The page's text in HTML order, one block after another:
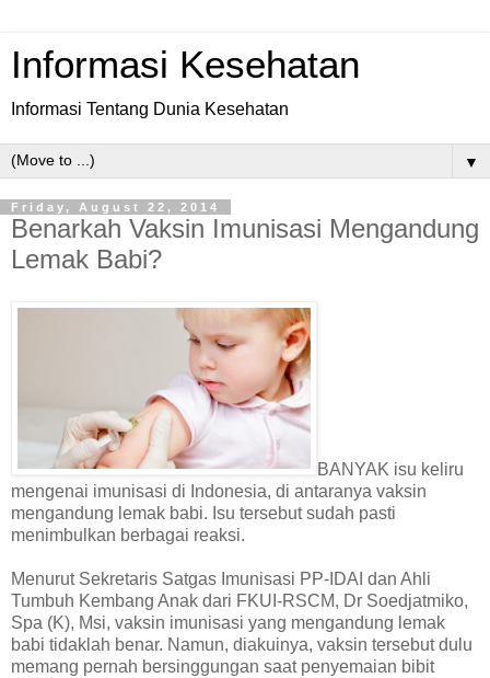
Informasi Kesehatan
Informasi Tentang Dunia Kesehatan
▼
Friday, August 22, 2014
Benarkah Vaksin Imunisasi Mengandung
Lemak Babi?
BANYAK isu keliru
mengenai imunisasi di Indonesia, di antaranya vaksin
mengandung lemak babi. Isu tersebut sudah pasti
menimbulkan berbagai reaksi.
Menurut Sekretaris Satgas Imunisasi PP-IDAI dan Ahli
Tumbuh Kembang Anak dari FKUI-RSCM, Dr Soedjatmiko,
Spa (K), Msi, vaksin imunisasi yang mengandung lemak
babi tidaklah benar. Namun, diakuinya, vaksin tersebut dulu
memang pernah bersinggungan saat penyemaian bibit